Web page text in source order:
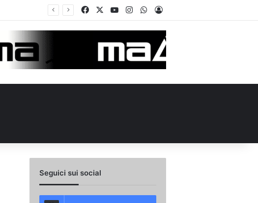
FacebookYou TubeInstagramWhatsApp
Accedi
Seguici sui social